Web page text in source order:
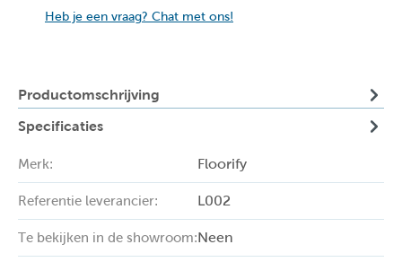
Heb je een vraag? Chat met ons!
Productomschrijving
Specificaties
Merk: Floorify
Referentie leverancier: L002
Te bekijken in de showroom:Neen